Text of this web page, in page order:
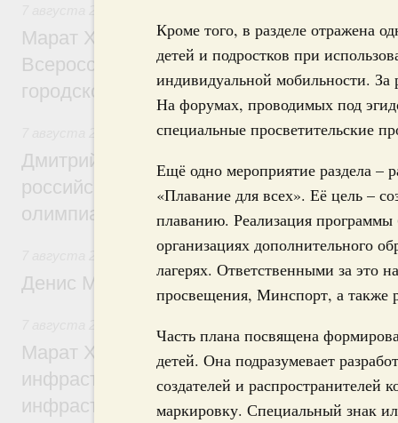
Кроме того, в разделе отражена
детей и подростков при
индивидуальной мобильности. За
На форумах, проводимых под
специальные просветительские
Ещё одно мероприятие раздела –
«Плавание для всех». Её цель –
плаванию. Реализация программы
организациях дополнительного
лагерях. Ответственными за это
просвещения, Минспорт, а также
Часть плана посвящена
детей. Она подразумевает
создателей и распространителей
маркировку. Специальный знак
Марат Хуснуллин провёл заседание
Всероссийского конкурса лучших
городской среды
Отрасль информационных технологий
Дмитрий Чернышенко и Сергей Кравцов
российскую сборную с победой на
олимпиаде по искусственному
Общие вопросы промышленной политики
Денис Мантуров посетил Ярославскую
Марат Хуснуллин: 15 объектов
инфраструктуры построили и обновили
инфраструктурным кредитам